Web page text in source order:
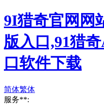
9I猎奇官网网
版入口,91猎
口软件下载
简体繁体
服务**: